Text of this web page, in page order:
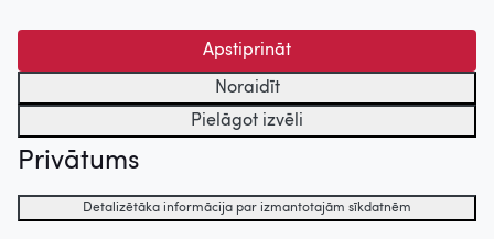
Apstiprināt
Noraidīt
Pielāgot izvēli
Privātums
Detalizētāka informācija par izmantotajām sīkdatnēm